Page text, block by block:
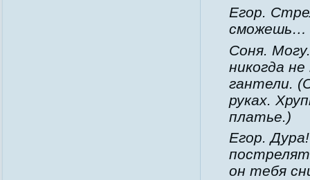
Егор.
сможешь…
Соня.
никогда
гантели.
руках.
платье.)
Егор.
он тебя